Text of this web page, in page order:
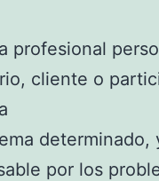
profesional
cliente o
determinado,
por los